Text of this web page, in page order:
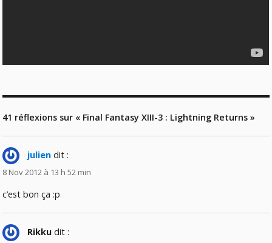
41 réflexions sur « Final Fantasy XIII-3 : Lightning Returns »
julien dit :
8 Nov 2012 à 13 h 52 min
c’est bon ça :p
Rikku dit :